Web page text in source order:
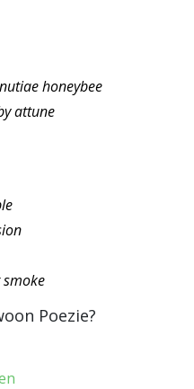
honeybee
attune
Poezie?